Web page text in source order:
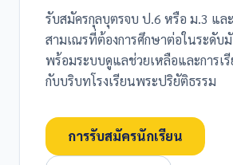
รับสมัครกุลบุตรจบ ป.6 หรือ ม.3 แล
สามเณรที่ต้องการศึกษาต่อในระดับ
พร้อมระบบดูแลช่วยเหลือและการเ
กับบริบทโรงเรียนพระปริยัติธรรม
การรับสมัครนักเรียน